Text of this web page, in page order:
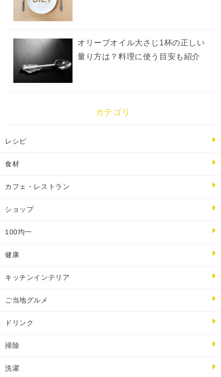
オリーブオイル大さじ1杯の正しい
量り方は？料理に使う目安も紹介
カテゴリ
レシピ
食材
カフェ・レストラン
ショップ
100均一
健康
キッチンインテリア
ご当地グルメ
ドリンク
掃除
洗濯